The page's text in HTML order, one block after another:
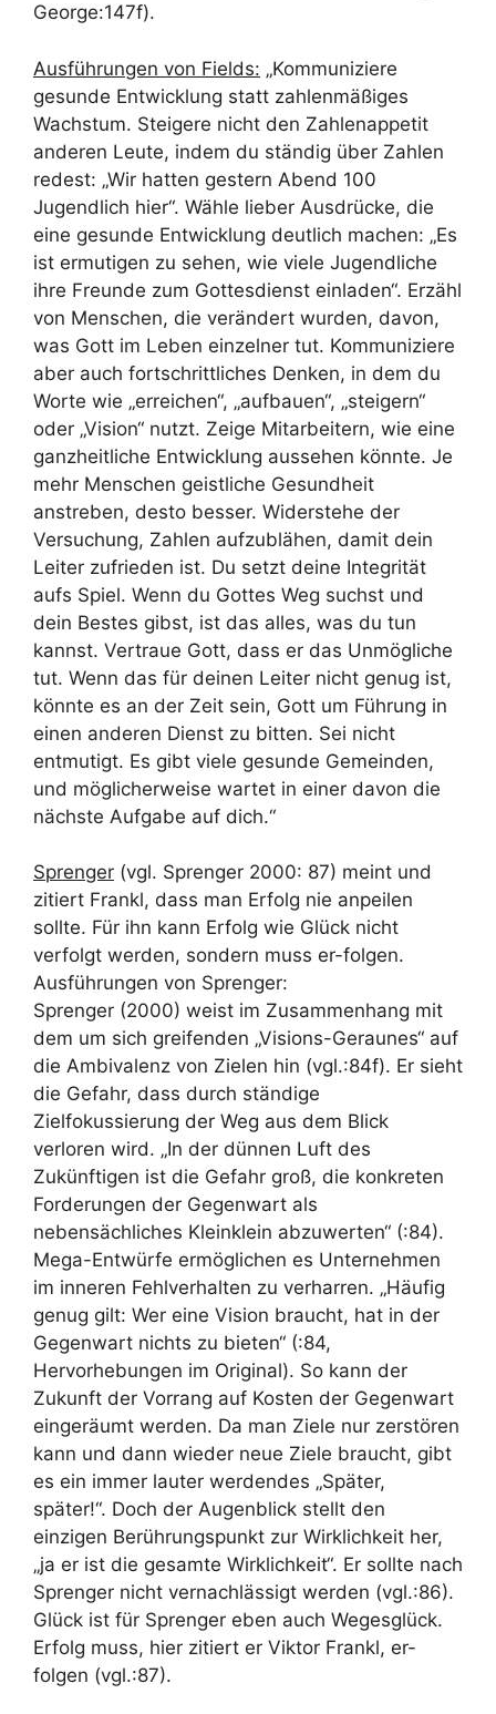
George:147f).
Ausführungen von Fields: „Kommuniziere
gesunde Entwicklung statt zahlenmäßiges
Wachstum. Steigere nicht den Zahlenappetit
anderen Leute, indem du ständig über Zahlen
redest: „Wir hatten gestern Abend 100
Jugendlich hier“. Wähle lieber Ausdrücke, die
eine gesunde Entwicklung deutlich machen: „Es
ist ermutigen zu sehen, wie viele Jugendliche
ihre Freunde zum Gottesdienst einladen“. Erzähl
von Menschen, die verändert wurden, davon,
was Gott im Leben einzelner tut. Kommuniziere
aber auch fortschrittliches Denken, in dem du
Worte wie „erreichen“, „aufbauen“, „steigern“
oder „Vision“ nutzt. Zeige Mitarbeitern, wie eine
ganzheitliche Entwicklung aussehen könnte. Je
mehr Menschen geistliche Gesundheit
anstreben, desto besser. Widerstehe der
Versuchung, Zahlen aufzublähen, damit dein
Leiter zufrieden ist. Du setzt deine Integrität
aufs Spiel. Wenn du Gottes Weg suchst und
dein Bestes gibst, ist das alles, was du tun
kannst. Vertraue Gott, dass er das Unmögliche
tut. Wenn das für deinen Leiter nicht genug ist,
könnte es an der Zeit sein, Gott um Führung in
einen anderen Dienst zu bitten. Sei nicht
entmutigt. Es gibt viele gesunde Gemeinden,
und möglicherweise wartet in einer davon die
nächste Aufgabe auf dich.“
Sprenger (vgl. Sprenger 2000: 87) meint und
zitiert Frankl, dass man Erfolg nie anpeilen
sollte. Für ihn kann Erfolg wie Glück nicht
verfolgt werden, sondern muss er-folgen.
Ausführungen von Sprenger:
Sprenger (2000) weist im Zusammenhang mit
dem um sich greifenden „Visions-Geraunes“ auf
die Ambivalenz von Zielen hin (vgl.:84f). Er sieht
die Gefahr, dass durch ständige
Zielfokussierung der Weg aus dem Blick
verloren wird. „In der dünnen Luft des
Zukünftigen ist die Gefahr groß, die konkreten
Forderungen der Gegenwart als
nebensächliches Kleinklein abzuwerten“ (:84).
Mega-Entwürfe ermöglichen es Unternehmen
im inneren Fehlverhalten zu verharren. „Häufig
genug gilt: Wer eine Vision braucht, hat in der
Gegenwart nichts zu bieten“ (:84,
Hervorhebungen im Original). So kann der
Zukunft der Vorrang auf Kosten der Gegenwart
eingeräumt werden. Da man Ziele nur zerstören
kann und dann wieder neue Ziele braucht, gibt
es ein immer lauter werdendes „Später,
später!“. Doch der Augenblick stellt den
einzigen Berührungspunkt zur Wirklichkeit her,
„ja er ist die gesamte Wirklichkeit“. Er sollte nach
Sprenger nicht vernachlässigt werden (vgl.:86).
Glück ist für Sprenger eben auch Wegesglück.
Erfolg muss, hier zitiert er Viktor Frankl, er-
folgen (vgl.:87).